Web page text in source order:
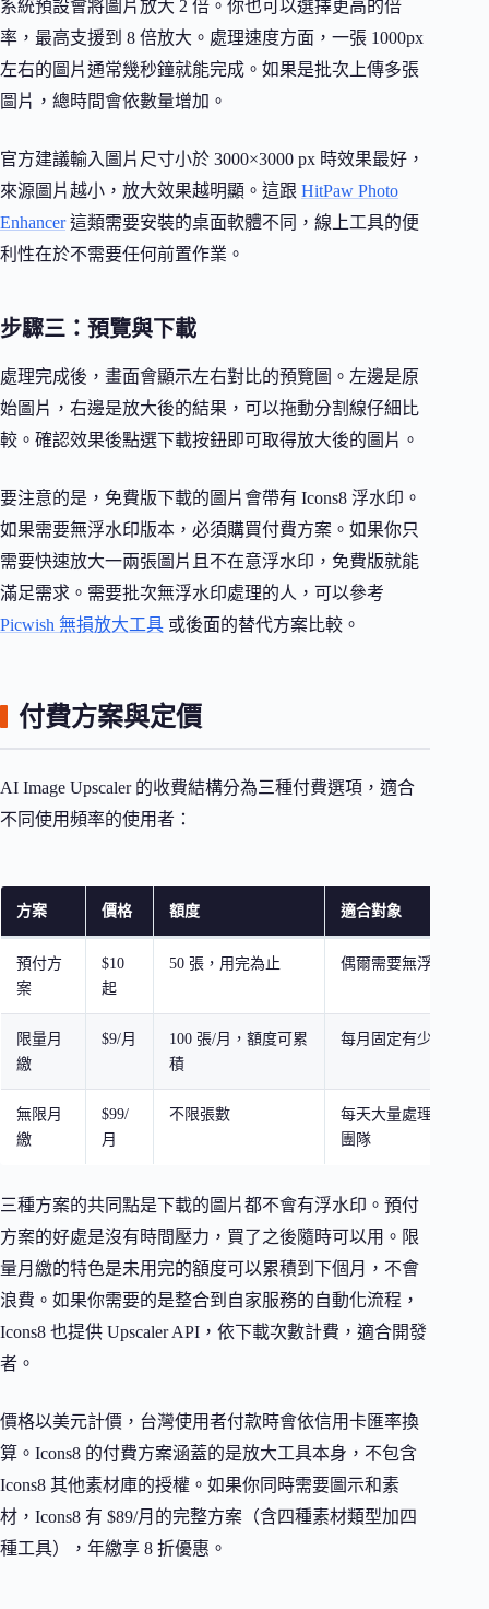
系統預設會將圖片放大 2 倍。你也可以選擇更高的倍
率，最高支援到 8 倍放大。處理速度方面，一張 1000px
左右的圖片通常幾秒鐘就能完成。如果是批次上傳多張
圖片，總時間會依數量增加。
官方建議輸入圖片尺寸小於 3000×3000 px 時效果最好，
來源圖片越小，放大效果越明顯。這跟 HitPaw Photo
Enhancer這類需要安裝的桌面軟體不同，線上工具的便
利性在於不需要任何前置作業。
步驟三：預覽與下載
處理完成後，畫面會顯示左右對比的預覽圖。左邊是原
始圖片，右邊是放大後的結果，可以拖動分割線仔細比
較。確認效果後點選下載按鈕即可取得放大後的圖片。
要注意的是，免費版下載的圖片會帶有 Icons8 浮水印。
如果需要無浮水印版本，必須購買付費方案。如果你只
需要快速放大一兩張圖片且不在意浮水印，免費版就能
滿足需求。需要批次無浮水印處理的人，可以參考
Picwish 無損放大工具 或後面的替代方案比較。
付費方案與定價
AI Image Upscaler 的收費結構分為三種付費選項，適合
不同使用頻率的使用者：
方案 價格 額度 適合對象
預付方
案
$10
起
50 張，用完為止 偶爾需要無浮水印圖
限量月
繳
$9/月
100 張/月，額度可累
積
每月固定有少量需求
無限月
繳
$99/
月
不限張數
每天大量處理圖片的
團隊
三種方案的共同點是下載的圖片都不會有浮水印。預付
方案的好處是沒有時間壓力，買了之後隨時可以用。限
量月繳的特色是未用完的額度可以累積到下個月，不會
浪費。如果你需要的是整合到自家服務的自動化流程，
Icons8 也提供 Upscaler API，依下載次數計費，適合開發
者。
價格以美元計價，台灣使用者付款時會依信用卡匯率換
算。Icons8 的付費方案涵蓋的是放大工具本身，不包含
Icons8 其他素材庫的授權。如果你同時需要圖示和素
材，Icons8 有 $89/月的完整方案（含四種素材類型加四
種工具），年繳享 8 折優惠。